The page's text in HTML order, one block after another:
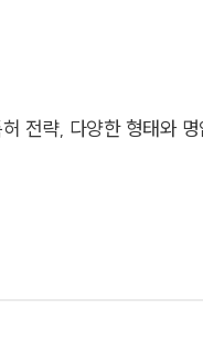
전략, 다양한 형태와